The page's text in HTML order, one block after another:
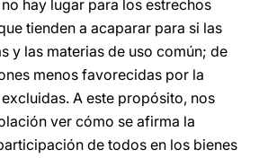
hay lugar para los estrechos
tienden a acaparar para si las
y las materias de uso común; de
menos favorecidas por la
A este propósito, nos
ver cómo se afirma la
de todos en los bienes